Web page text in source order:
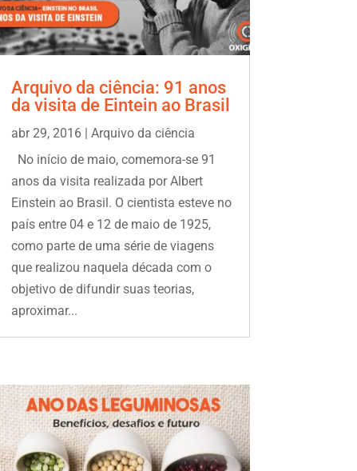
Arquivo da ciência: 91 anos
da visita de Eintein ao Brasil
abr 29, 2016| Arquivo da ciência
No início de maio, comemora-se 91
anos da visita realizada por Albert
Einstein ao Brasil. O cientista esteve no
país entre 04 e 12 de maio de 1925,
como parte de uma série de viagens
que realizou naquela década com o
objetivo de difundir suas teorias,
aproximar...